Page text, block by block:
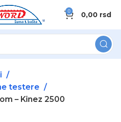
0 0,00 rsd
testere
– Kinez 2500